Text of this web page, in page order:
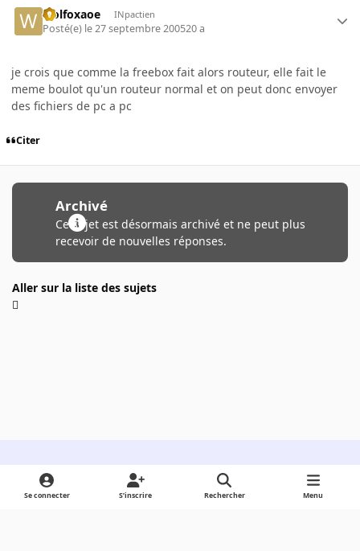
wolfoxaoe INpactien
Posté(e) le 27 septembre 200520 a
je crois que comme la freebox fait alors routeur, elle fait le
meme boulot qu'un routeur normal et on peut donc envoyer
des fichiers de pc a pc
Citer
Archivé
Ce sujet est désormais archivé et ne peut plus
recevoir de nouvelles réponses.
Aller sur la liste des sujets
Light ModeDark ModeSystem Preference
Se connecter S’inscrire Rechercher Menu